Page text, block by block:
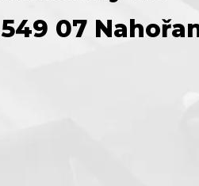
549 07